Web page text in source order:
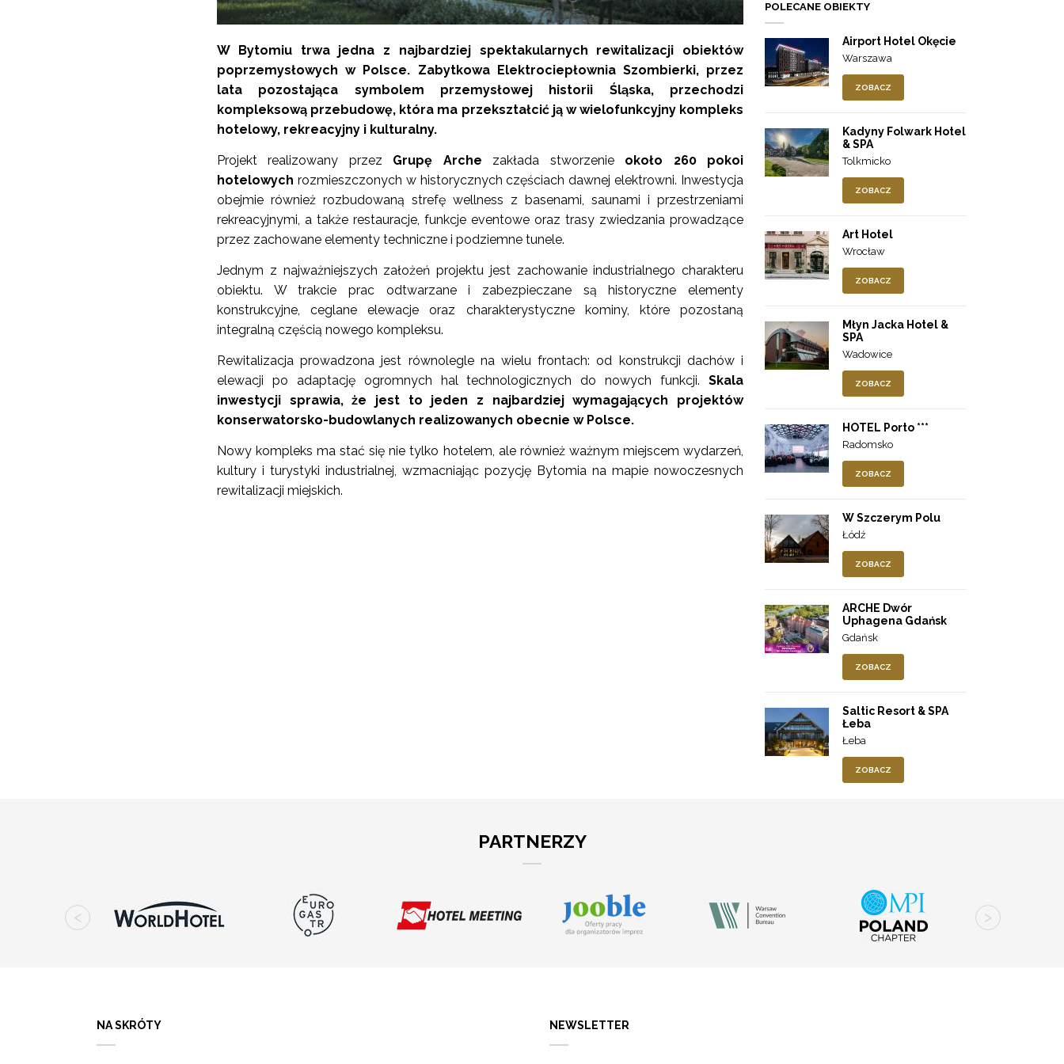
W Bytomiu trwa jedna z najbardziej spektakularnych rewitalizacji obiektów
poprzemysłowych w Polsce. Zabytkowa Elektrociepłownia Szombierki, przez
lata pozostająca symbolem przemysłowej historii Śląska, przechodzi
kompleksową przebudowę, która ma przekształcić ją w wielofunkcyjny kompleks
hotelowy, rekreacyjny i kulturalny.
Projekt realizowany przez Grupę Arche zakłada stworzenie około 260 pokoi
hotelowych rozmieszczonych w historycznych częściach dawnej elektrowni. Inwestycja
obejmie również rozbudowaną strefę wellness z basenami, saunami i przestrzeniami
rekreacyjnymi, a także restauracje, funkcje eventowe oraz trasy zwiedzania prowadzące
przez zachowane elementy techniczne i podziemne tunele.
Jednym z najważniejszych założeń projektu jest zachowanie industrialnego charakteru
obiektu. W trakcie prac odtwarzane i zabezpieczane są historyczne elementy
konstrukcyjne, ceglane elewacje oraz charakterystyczne kominy, które pozostaną
integralną częścią nowego kompleksu.
Rewitalizacja prowadzona jest równolegle na wielu frontach: od konstrukcji dachów i
elewacji po adaptację ogromnych hal technologicznych do nowych funkcji. Skala
inwestycji sprawia, że jest to jeden z najbardziej wymagających projektów
konserwatorsko-budowlanych realizowanych obecnie w Polsce.
Nowy kompleks ma stać się nie tylko hotelem, ale również ważnym miejscem wydarzeń,
kultury i turystyki industrialnej, wzmacniając pozycję Bytomia na mapie nowoczesnych
rewitalizacji miejskich.
POLECANE OBIEKTY
Airport Hotel Okęcie
Warszawa
ZOBACZ
Kadyny Folwark Hotel
& SPA
Tolkmicko
ZOBACZ
Art Hotel
Wrocław
ZOBACZ
Młyn Jacka Hotel &
SPA
Wadowice
ZOBACZ
HOTEL Porto ***
Radomsko
ZOBACZ
W Szczerym Polu
Łódź
ZOBACZ
ARCHE Dwór
Uphagena Gdańsk
Gdańsk
ZOBACZ
Saltic Resort & SPA
Łeba
Łeba
ZOBACZ
PARTNERZY
NA SKRÓTY NEWSLETTER